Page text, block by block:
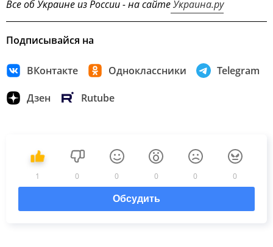
Все об Украине из России - на сайтеУкраина.ру
Подписывайся на
ВКонтакте Одноклассники Telegram
Дзен Rutube
1 0 0 0 0 0
Обсудить